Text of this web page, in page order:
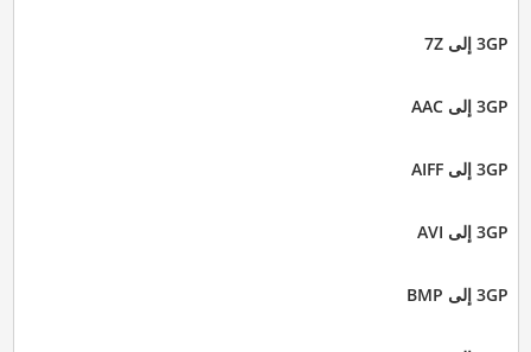
3GP إلى 7Z
3GP إلى AAC
3GP إلى AIFF
3GP إلى AVI
3GP إلى BMP